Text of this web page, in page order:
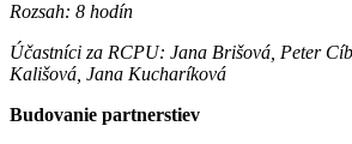
Rozsah: 8 hodín
Účastníci za RCPU: Jana Brišová, Peter
Kališová, Jana Kucharíková
Budovanie partnerstiev